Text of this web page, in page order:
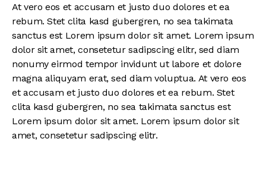
At vero eos et accusam et justo duo dolores et ea
rebum. Stet clita kasd gubergren, no sea takimata
sanctus est Lorem ipsum dolor sit amet. Lorem ipsum
dolor sit amet, consetetur sadipscing elitr, sed diam
nonumy eirmod tempor invidunt ut labore et dolore
magna aliquyam erat, sed diam voluptua. At vero eos
et accusam et justo duo dolores et ea rebum. Stet
clita kasd gubergren, no sea takimata sanctus est
Lorem ipsum dolor sit amet. Lorem ipsum dolor sit
amet, consetetur sadipscing elitr.